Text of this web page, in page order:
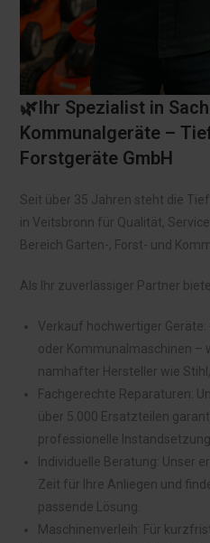
🌿Ihr Spezialist in
Kommunalgeräte –
Forstgeräte GmbH
Seit über 35 Jahren steht die
in Veitsbronn für Qualität,
Bereich Garten-, Forst- und
Als Ihr zuverlässiger Partner
Verkauf hochwertiger
oder Kommunalmaschinen –
namhafter Hersteller wie
Fachgerechte Reparaturen:
über 5.000 Ersatzteilen
professionelle
Individuelle Beratung: Unser
Zeit für Ihre Anliegen und
passende Lösung.​
Maschinenverleih: Für